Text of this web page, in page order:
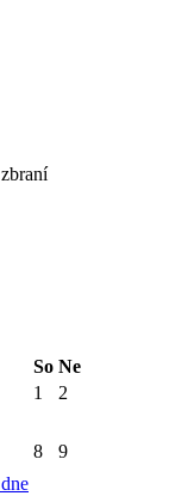
So Ne
1 2
8 9